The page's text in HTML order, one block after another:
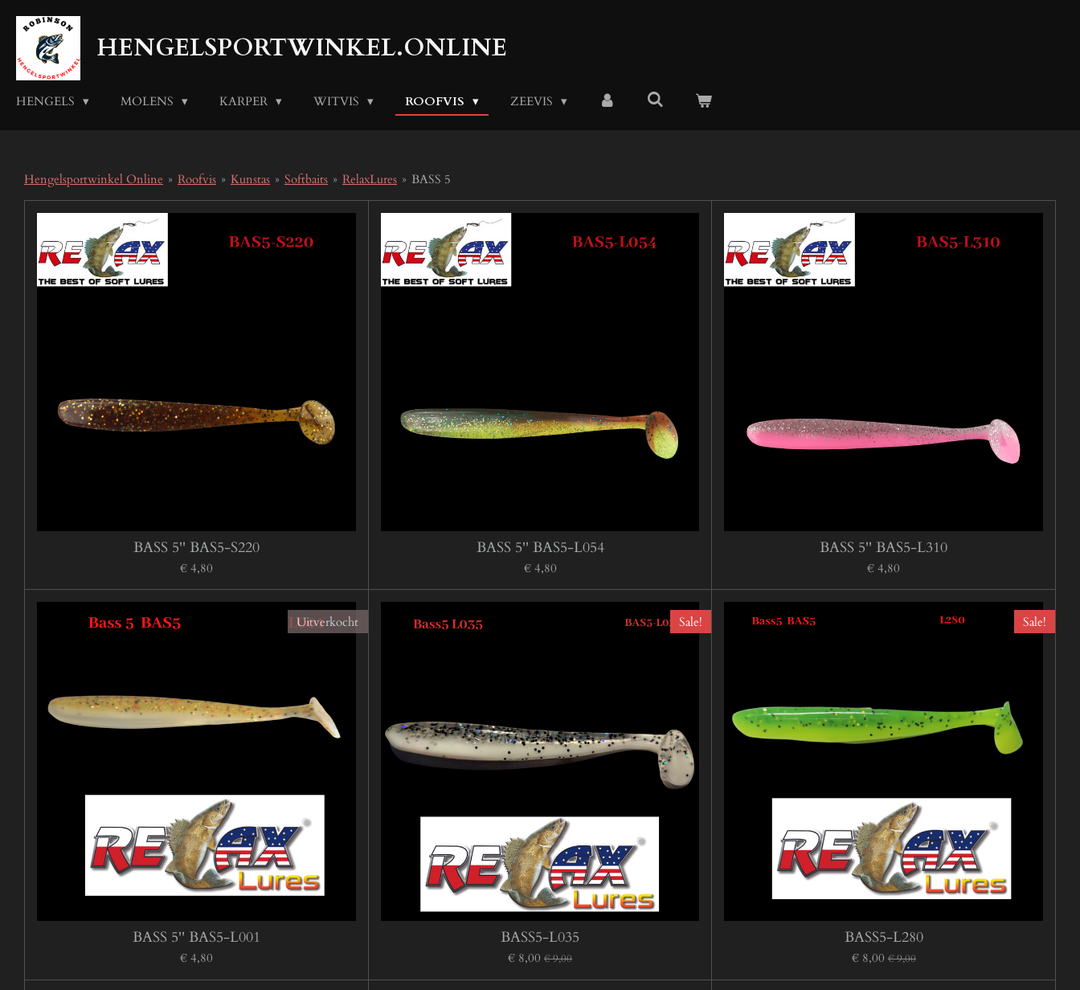
Ga
direct
de
HENGELSPORTWINKEL.ONLINE
HENGELS MOLENS KARPER WITVIS ROOFVIS ZEEVIS
Hengelsportwinkel Online » Roofvis » Kunstas » Softbaits » RelaxLures » BASS 5
BASS 5'' BAS5-S220
€ 4,80
BASS 5'' BAS5-L054
€ 4,80
BASS 5'' BAS5-L310
€ 4,80
Uitverkocht
BASS 5'' BAS5-L001
€ 4,80
Sale!
BASS5-L035
€ 8,00 € 9,00
Sale!
BASS5-L280
€ 8,00 € 9,00